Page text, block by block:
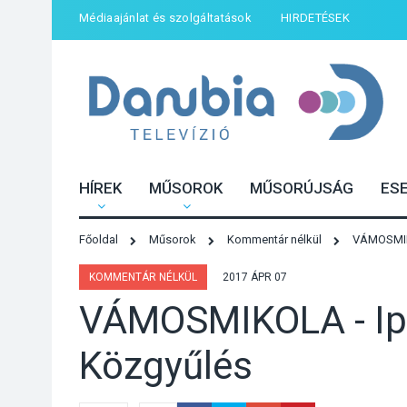
Médiaajánlat és szolgáltatások HIRDETÉSEK
HÍREK MŰSOROK MŰSORÚJSÁG
Főoldal Műsorok Kommentár nélkül
KOMMENTÁR NÉLKÜL 2017 ÁPR 07
VÁMOSMIKOLA -
Közgyűlés